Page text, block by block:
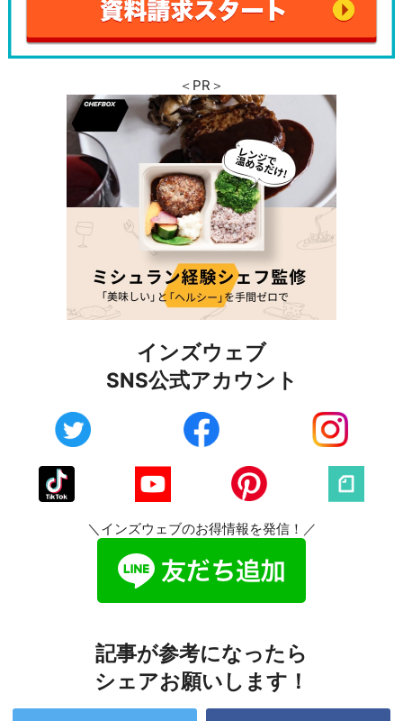
＜PR＞
インズウェブ
SNS公式アカウント
＼インズウェブのお得情報を発信！／
記事が参考になったら
シェアお願いします！